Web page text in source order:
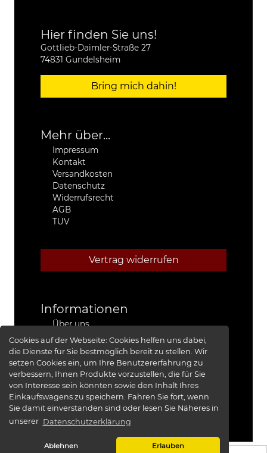
Cookies auf der Webseite:Cookies helfen uns dabei,
die Dienste für Sie bestmöglich bereit zu stellen. Wir
setzen Cookies ein, um Ihre Benutzererfahrung zu
verbessern, Ihnen Produkte vorzustellen, die für Sie
von Interesse sein könnten sowie den Inhalt Ihres
Einkaufswagens zu speichern. Fahren Sie fort, wenn
Sie damit einverstanden sind oder lesen Sie Näheres in
unserer Datenschutzerklärung
Ablehnen Erlauben
Hier finden Sie uns!
Gottlieb-Daimler-Straße 27
74831 Gundelsheim
Bring mich dahin!
Mehr über...
Impressum
Kontakt
Versandkosten
Datenschutz
Widerrufsrecht
AGB
TÜV
Vertrag widerrufen
Informationen
Über uns
Stützpunkthändler
4x4 Kfz-Meister Werkstatt Jeep®
Presse
Red Baron I
Red Baron II
XRRA
Bildergalerie